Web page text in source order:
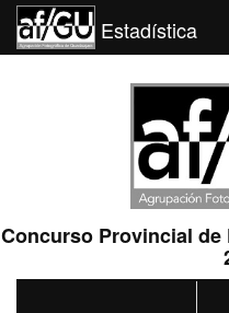
Estadística
Concurso Provincial de